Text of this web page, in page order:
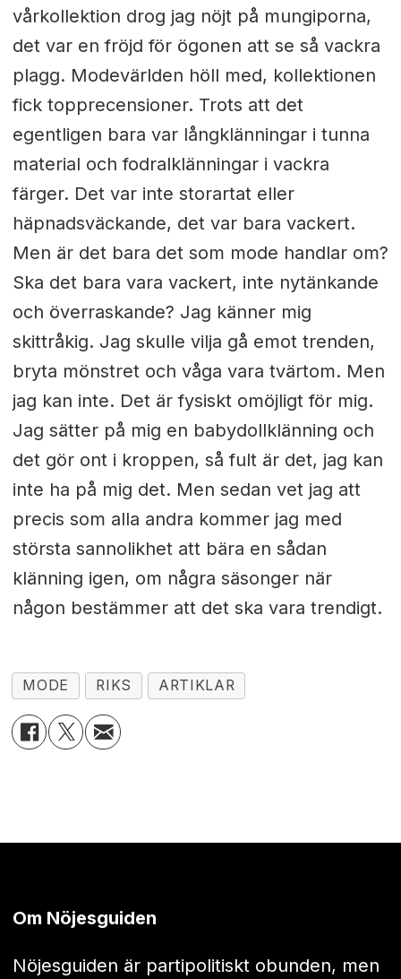
vårkollektion drog jag nöjt på mungiporna,
det var en fröjd för ögonen att se så vackra
plagg. Modevärlden höll med, kollektionen
fick topprecensioner. Trots att det
egentligen bara var långklänningar i tunna
material och fodralklänningar i vackra
färger. Det var inte storartat eller
häpnadsväckande, det var bara vackert.
Men är det bara det som mode handlar om?
Ska det bara vara vackert, inte nytänkande
och överraskande? Jag känner mig
skittråkig. Jag skulle vilja gå emot trenden,
bryta mönstret och våga vara tvärtom. Men
jag kan inte. Det är fysiskt omöjligt för mig.
Jag sätter på mig en babydollklänning och
det gör ont i kroppen, så fult är det, jag kan
inte ha på mig det. Men sedan vet jag att
precis som alla andra kommer jag med
största sannolikhet att bära en sådan
klänning igen, om några säsonger när
någon bestämmer att det ska vara trendigt.
MODE RIKS ARTIKLAR
Om Nöjesguiden
Nöjesguiden är partipolitiskt obunden, men